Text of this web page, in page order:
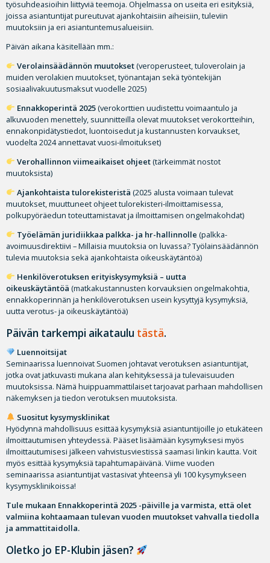
työsuhdeasioihin liittyviä teemoja. Ohjelmassa on useita eri esityksiä,
joissa asiantuntijat pureutuvat ajankohtaisiin aiheisiin, tuleviin
muutoksiin ja eri asiantuntemusalueisiin.
Päivän aikana käsitellään mm.:
Verolainsäädännön muutokset(veroperusteet, tuloverolain ja
muiden verolakien muutokset, työnantajan sekä työntekijän
sosiaalivakuutusmaksut vuodelle 2025)
Ennakkoperintä 2025(verokorttien uudistettu voimaantulo ja
alkuvuoden menettely, suunnitteilla olevat muutokset verokortteihin,
ennakonpidätystiedot, luontoisedut ja kustannusten korvaukset,
vuodelta 2024 annettavat vuosi-ilmoitukset)
Verohallinnon viimeaikaiset ohjeet(tärkeimmät nostot
muutoksista)
Ajankohtaista tulorekisteristä (2025 alusta voimaan tulevat
muutokset, muuttuneet ohjeet tulorekisteri-ilmoittamisessa,
polkupyöräedun toteuttamistavat ja ilmoittamisen ongelmakohdat)
Työelämän juridiikkaa palkka- ja hr-hallinnolle (palkka-
avoimuusdirektiivi – Millaisia muutoksia on luvassa? Työlainsäädännön
tulevia muutoksia sekä ajankohtaista oikeuskäytäntöä)
Henkilöverotuksen erityiskysymyksiä – uutta
oikeuskäytäntöä (matkakustannusten korvauksien ongelmakohtia,
ennakkoperinnän ja henkilöverotuksen usein kysyttyjä kysymyksiä,
uutta verotus- ja oikeuskäytäntöä)
Päivän tarkempi aikataulu tästä.
Luennoitsijat
Seminaarissa luennoivat Suomen johtavat verotuksen asiantuntijat,
jotka ovat jatkuvasti mukana alan kehityksessä ja tulevaisuuden
muutoksissa. Nämä huippuammattilaiset tarjoavat parhaan mahdollisen
näkemyksen ja tiedon verotuksen muutoksista.
Suositut kysymysklinikat
Hyödynnä mahdollisuus esittää kysymyksiä asiantuntijoille jo etukäteen
ilmoittautumisen yhteydessä. Pääset lisäämään kysymyksesi myös
ilmoittautumisesi jälkeen vahvistusviestissä saamasi linkin kautta. Voit
myös esittää kysymyksiä tapahtumapäivänä. Viime vuoden
seminaarissa asiantuntijat vastasivat yhteensä yli 100 kysymykseen
kysymysklinikoissa!
Tule mukaan Ennakkoperintä 2025 -päiville ja varmista, että olet
valmiina kohtaamaan tulevan vuoden muutokset vahvalla tiedolla
ja ammattitaidolla.
Oletko jo EP-Klubin jäsen?